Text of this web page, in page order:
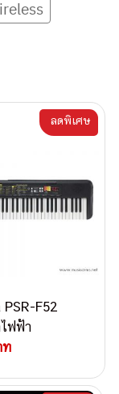
F52
ฟฟ้า
ท
ลดพิเศษ